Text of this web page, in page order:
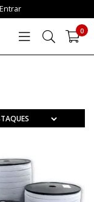
Entrar
0